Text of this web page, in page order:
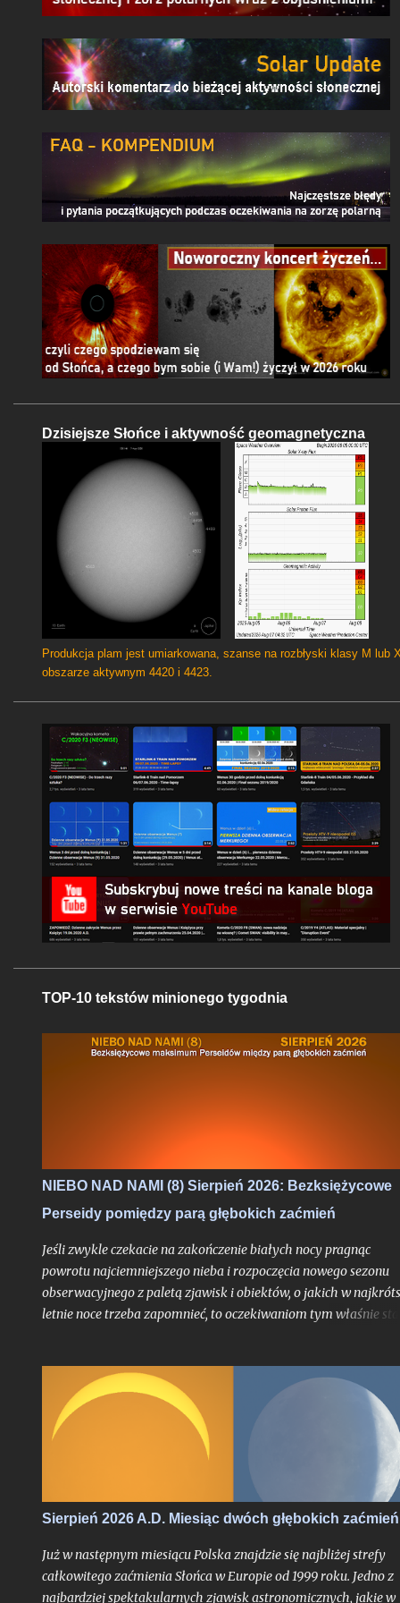
Dzisiejsze Słońce i aktywność geomagnetyczna
Produkcja plam jest umiarkowana, szanse na rozbłyski klasy M lub
obszarze aktywnym 4420 i 4423.
TOP-10 tekstów minionego tygodnia
NIEBO NAD NAMI (8) Sierpień 2026: Bezksiężycowe
Perseidy pomiędzy parą głębokich zaćmień
Jeśli zwykle czekacie na zakończenie białych nocy pragnąc
powrotu najciemniejszego nieba i rozpoczęcia nowego sezonu
obserwacyjnego z paletą zjawisk i obiektów, o jakich w
letnie noce trzeba zapomnieć, to oczekiwaniom tym właśnie
tym roku, trudno bowiem w najnowszej historii znaleźć
przypadek takiego sierpnia, który wiązałby się z
kumulacją wspaniałości na skalę jak w 2026 roku. O ile bowiem
najsłynniejszy rój meteorów nie jest dla tego miesiąca
tyle fakt, że będzie on otoczony bardzo głębokimi zaćmieniami
zarówno Słońca jak i Księżyca - to już nawarstwienie zjawisk
wielkiego kalibru na skalę, jakiej chyba nikt z nas jeszcze nie
doświadczył.
Sierpień 2026 A.D. Miesiąc dwóch głębokich zaćmień
Już w następnym miesiącu Polska znajdzie się najbliżej strefy
całkowitego zaćmienia Słońca w Europie od 1999 roku. Jedno z
najbardziej spektakularnych zjawisk astronomicznych, jakie w